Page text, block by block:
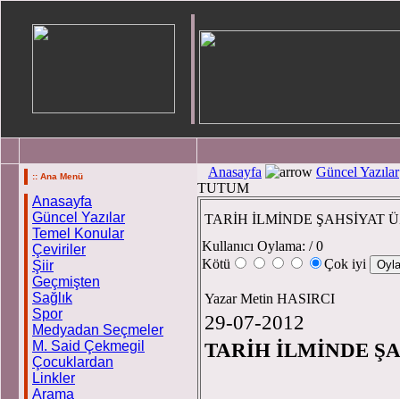
:: Ana Menü
Anasayfa
Güncel Yazılar
Temel Konular
Çeviriler
Şiir
Geçmişten
Sağlık
Spor
Medyadan Seçmeler
M. Said Çekmegil
Çocuklardan
Linkler
Arama
Anasayfa
Güncel Yazılar
TUTUM
TARİH İLMİNDE ŞAHSİYAT
Kullanıcı Oylama: / 0
Kötü
Çok iyi
Yazar Metin HASIRCI
29-07-2012
TARİH İLMİNDE